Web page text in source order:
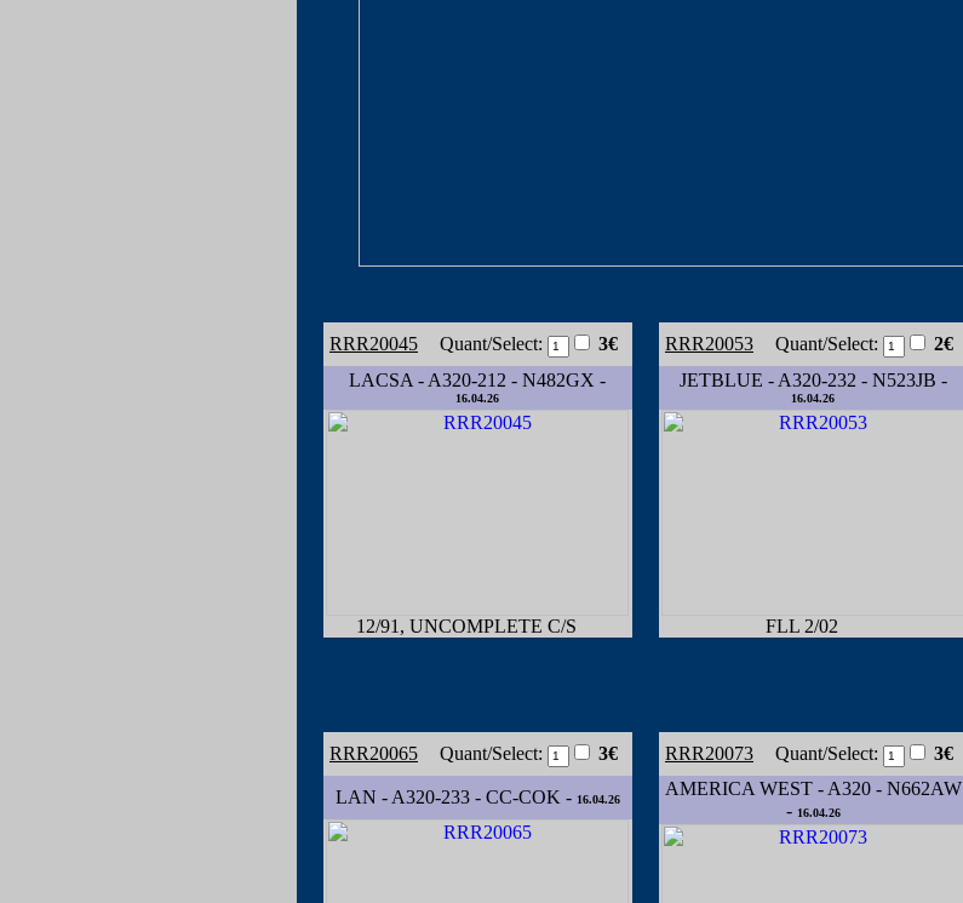
RRR20045 Quant/Select:
3€
LACSA - A320-212 - N482GX -
16.04.26
12/91, UNCOMPLETE C/S
RRR20053 Quant/Select:
2€
JETBLUE - A320-232 - N523JB -
16.04.26
FLL 2/02
RRR20065 Quant/Select: 3€
LAN - A320-233 - CC-COK - 16.04.26
RRR20073 Quant/Select:
3€
AMERICA WEST - A320 - N662AW
- 16.04.26